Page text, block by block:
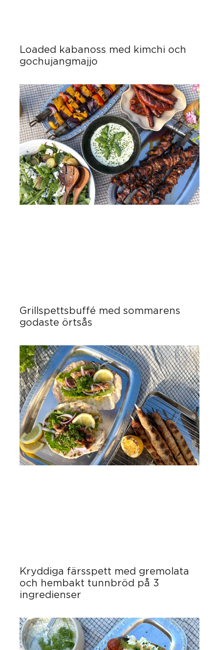
Loaded kabanoss med kimchi och
gochujangmajjo
Grillspettsbuffé med sommarens
godaste örtsås
Kryddiga färsspett med gremolata
och hembakt tunnbröd på 3
ingredienser